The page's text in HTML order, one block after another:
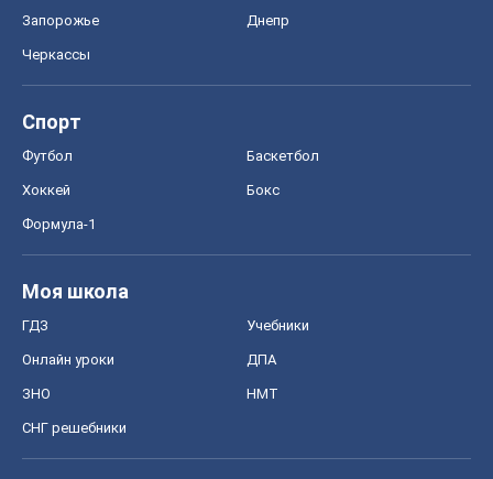
Запорожье Днепр
Черкассы
Спорт
Футбол Баскетбол
Хоккей Бокс
Формула-1
Моя школа
ГДЗ Учебники
Онлайн уроки ДПА
ЗНО НМТ
СНГ решебники